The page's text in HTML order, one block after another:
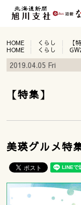
HOME くらし 【
HOME
くらし
2019.04.05 Fri
【特集】
美瑛グルメ特